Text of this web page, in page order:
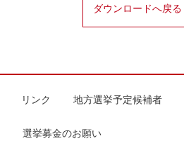
ダウンロードへ戻る
リンク 地方選挙予定候補者
選挙募金のお願い